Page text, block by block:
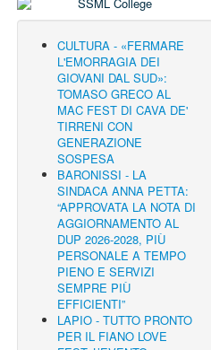
CULTURA - «FERMARE
L'EMORRAGIA DEI
GIOVANI DAL SUD»:
TOMASO GRECO AL
MAC FEST DI CAVA DE'
TIRRENI CON
GENERAZIONE
SOSPESA
BARONISSI - LA
SINDACA ANNA PETTA:
“APPROVATA LA NOTA DI
AGGIORNAMENTO AL
DUP 2026-2028, PIÙ
PERSONALE A TEMPO
PIENO E SERVIZI
SEMPRE PIÙ
EFFICIENTI”
LAPIO - TUTTO PRONTO
PER IL FIANO LOVE